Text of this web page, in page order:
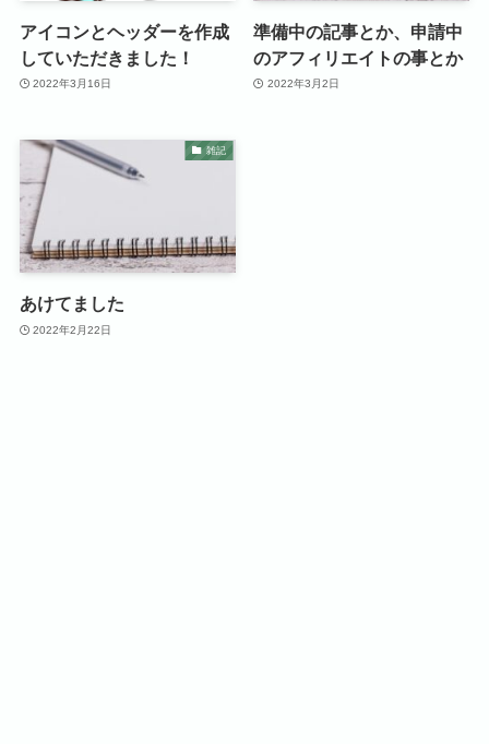
アイコンとヘッダーを作成
していただきました！
2022年3月16日
準備中の記事とか、申請中
のアフィリエイトの事とか
2022年3月2日
雑記
あけてました
2022年2月22日